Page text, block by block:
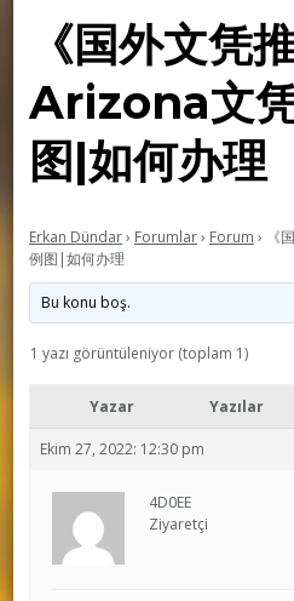
《国外文凭
Arizona文
图|如何办理
Erkan Dündar› Forumlar› Forum ›
《
例图|如何办理
Bu konu boş.
1 yazı görüntüleniyor (toplam 1)
Yazar Yazılar
Ekim 27, 2022: 12:30 pm
4D0EE
Ziyaretçi